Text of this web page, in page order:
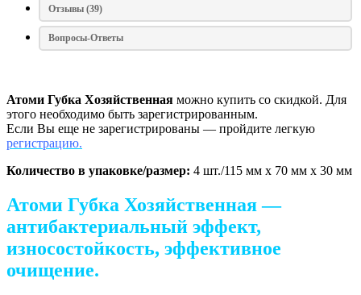
Отзывы (39)
Вопросы-Ответы
Атоми Губка Хозяйственная можно купить со скидкой. Для
этого необходимо быть зарегистрированным.
Если Вы еще не зарегистрированы — пройдите легкую
регистрацию.
Количество в упаковке/размер: 4 шт./115 мм х 70 мм х 30 мм
Атоми Губка Хозяйственная —
антибактериальный эффект,
износостойкость, эффективное
очищение.